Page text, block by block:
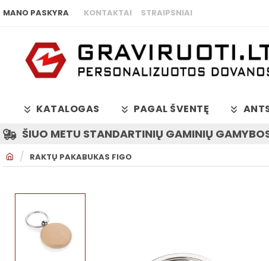
MANO PASKYRA KONTAKTAI STRAIPSNIAI
KATALOGAS PAGAL ŠVENTĘ
O
RAKTŲ PAKABUKAS FIGO
ŠIUO METU STANDARTINIŲ GAMINIŲ